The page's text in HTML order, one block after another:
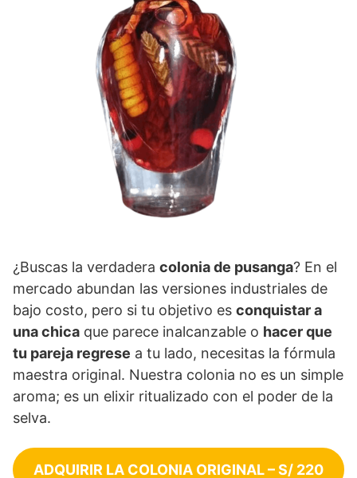
¿Buscas la verdadera colonia de pusanga? En el
mercado abundan las versiones industriales de
bajo costo, pero si tu objetivo es conquistar a
una chica que parece inalcanzable o hacer que
tu pareja regrese a tu lado, necesitas la fórmula
maestra original. Nuestra colonia no es un simple
aroma; es un elixir ritualizado con el poder de la
selva.
ADQUIRIR LA COLONIA ORIGINAL – S/ 220